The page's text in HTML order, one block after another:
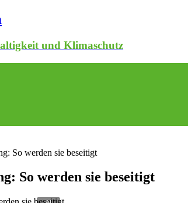
und Klimaschutz
So werden sie beseitigt
So werden sie beseitigt